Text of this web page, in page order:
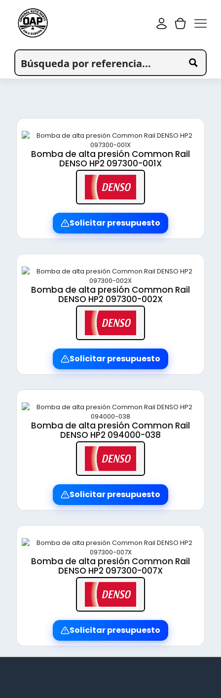
Bomba de alta presión Common Rail
DENSO HP2 097300-001X
Solicitar presupuesto
Bomba de alta presión Common Rail
DENSO HP2 097300-002X
Solicitar presupuesto
Bomba de alta presión Common Rail
DENSO HP2 094000-038
Solicitar presupuesto
Bomba de alta presión Common Rail
DENSO HP2 097300-007X
Solicitar presupuesto